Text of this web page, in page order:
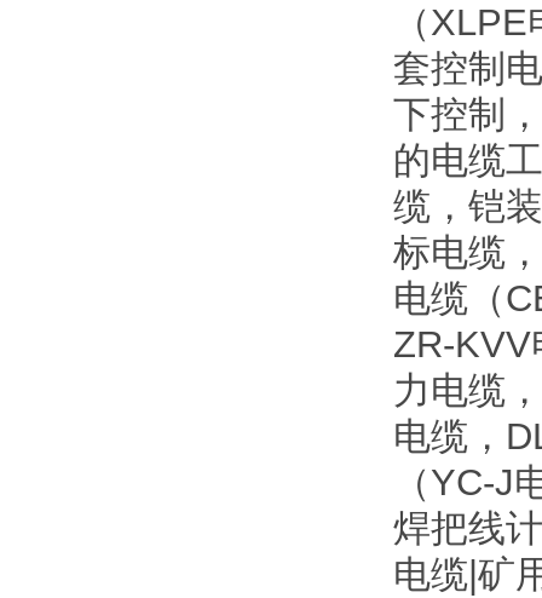
（
套控制
下控制
的电缆
缆，铠
标电缆
电缆（
ZR-
力电缆
电缆，
（YC-
焊把线
电缆|矿